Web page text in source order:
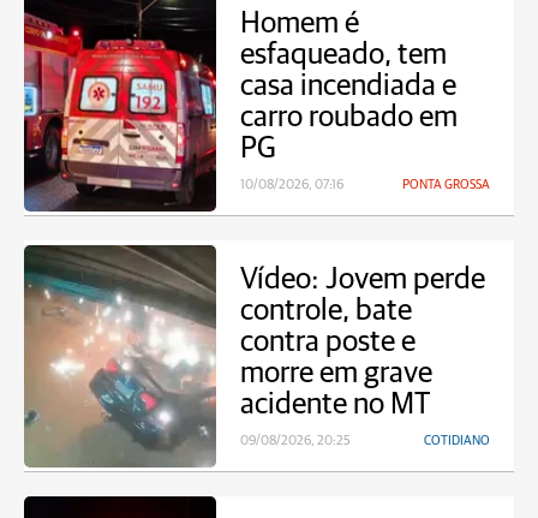
Homem é
esfaqueado, tem
casa incendiada e
carro roubado em
PG
10/08/2026, 07:16 PONTA GROSSA
Vídeo: Jovem perde
controle, bate
contra poste e
morre em grave
acidente no MT
09/08/2026, 20:25 COTIDIANO